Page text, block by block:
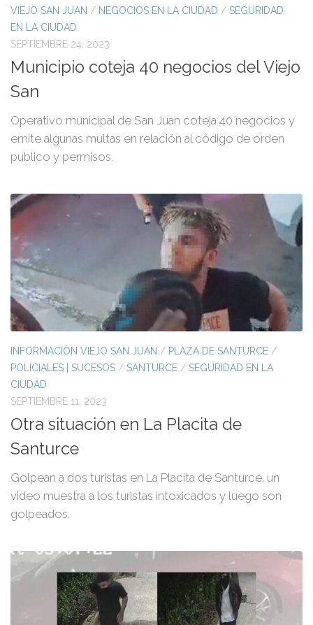
VIEJO SAN JUAN / NEGOCIOS EN LA CIUDAD / SEGURIDAD
EN LA CIUDAD
SEPTIEMBRE 24, 2023
Municipio coteja 40 negocios del Viejo
San
Operativo municipal de San Juan coteja 40 negocios y
emite algunas multas en relación al código de orden
publico y permisos.
INFORMACIÓN VIEJO SAN JUAN / PLAZA DE SANTURCE /
POLICIALES | SUCESOS / SANTURCE / SEGURIDAD EN LA
CIUDAD
SEPTIEMBRE 11, 2023
Otra situación en La Placita de
Santurce
Golpean a dos turistas en La Placita de Santurce, un
video muestra a los turistas intoxicados y luego son
golpeados.